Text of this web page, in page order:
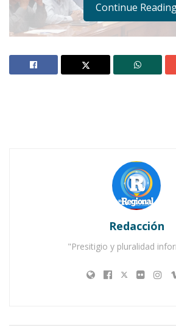
Ahuacatlán celebrá el día de
Buena tarde taurina en Ahuacatlán
Continue
Redacción
"Presitigio y pluralidad